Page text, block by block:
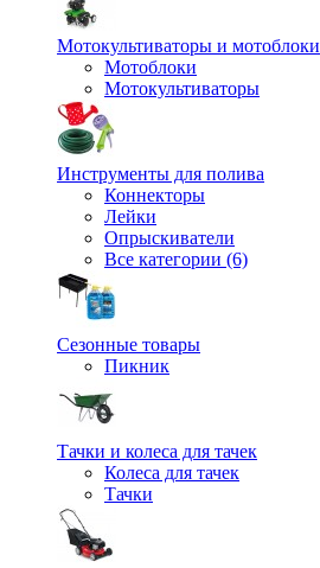
Мотокультиваторы и мотоблоки
Мотоблоки
Мотокультиваторы
Инструменты для полива
Коннекторы
Лейки
Опрыскиватели
Все категории (6)
Сезонные товары
Пикник
Тачки и колеса для тачек
Колеса для тачек
Тачки